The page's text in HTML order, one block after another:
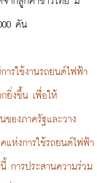
คัน
ารใช้งานรถยนต์ไฟฟ้า
กยิ่งขึ้น เพื่อให้
ของภาครัฐและวาง
แห่งการใช้รถยนต์ไฟฟ้า
การประสานความร่วม